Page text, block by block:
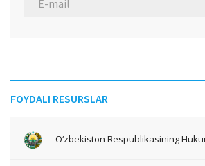
FOYDALI RESURSLAR
O‘zbekiston Respublikasining